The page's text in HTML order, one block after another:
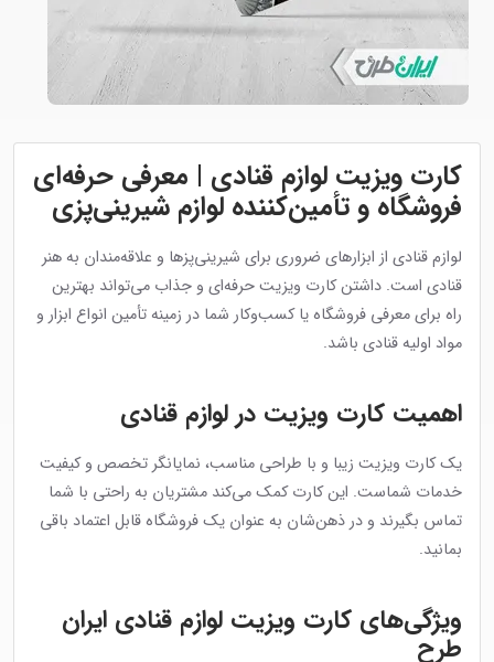
کارت ویزیت لوازم قنادی | معرفی حرفه‌ای
فروشگاه و تأمین‌کننده لوازم شیرینی‌پزی
لوازم قنادی از ابزارهای ضروری برای شیرینی‌پزها و علاقه‌مندان به هنر
قنادی است. داشتن کارت ویزیت حرفه‌ای و جذاب می‌تواند بهترین
راه برای معرفی فروشگاه یا کسب‌وکار شما در زمینه تأمین انواع ابزار و
مواد اولیه قنادی باشد.
اهمیت کارت ویزیت در لوازم قنادی
یک کارت ویزیت زیبا و با طراحی مناسب، نمایانگر تخصص و کیفیت
خدمات شماست. این کارت کمک می‌کند مشتریان به راحتی با شما
تماس بگیرند و در ذهن‌شان به عنوان یک فروشگاه قابل اعتماد باقی
بمانید.
ویژگی‌های کارت ویزیت لوازم قنادی ایران
طرح